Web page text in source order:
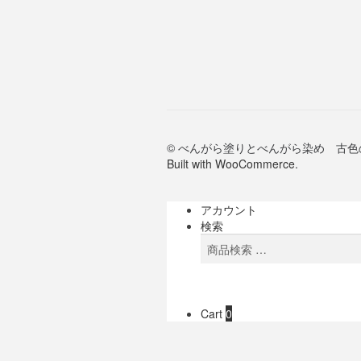
© べんがら塗りとべんがら染め 古色
Built with WooCommerce.
アカウント
検索
検
索
検
索
Cart 0